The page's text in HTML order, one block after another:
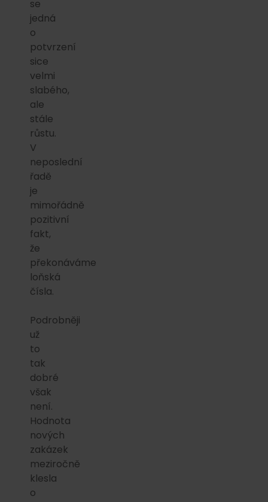
se
jedná
o
potvrzení
sice
velmi
slabého,
ale
stále
růstu.
V
neposlední
řadě
je
mimořádně
pozitivní
fakt,
že
překonáváme
loňská
čísla.
Podrobněji
už
to
tak
dobré
však
není.
Hodnota
nových
zakázek
meziročně
klesla
o